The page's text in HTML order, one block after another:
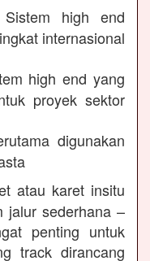
Sistem high end
internasional
high end yang
proyek sektor
digunakan
atau karet insitu
jalur sederhana –
penting untuk
track dirancang